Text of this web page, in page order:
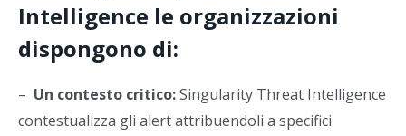
Intelligence le organizzazioni
dispongono di:
– Un contesto critico:Singularity Threat Intelligence
contestualizza gli alert attribuendoli a specifici